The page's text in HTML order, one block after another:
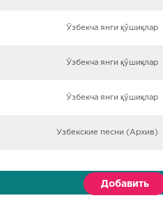
Ўзбекча янги қўшиқлар
Ўзбекча янги қўшиқлар
Ўзбекча янги қўшиқлар
Узбекские песни (Архив)
Добавить